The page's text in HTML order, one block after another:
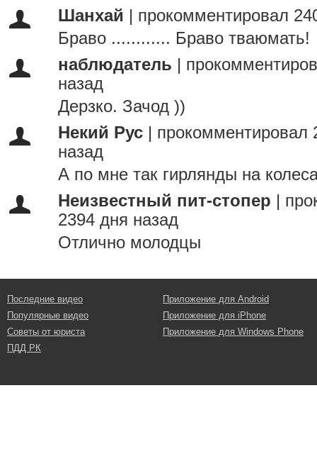
Шанхай
прокомментировал
Браво ............ Браво тваюмать!
наблюдатель
назад
Дерзко. Зачод ))
Некий Рус
прокомментировал
назад
А по мне так гирлянды на
Неизвестный пит-стопер
2394 дня назад
Отлично молодцы
Последние видео
Популярные видео
Советы от юриста
ПДД РК
Приложение для Android
Приложение для iPhone
Приложение для Windows Phone